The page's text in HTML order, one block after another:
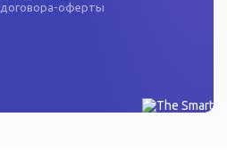
договора-оферты